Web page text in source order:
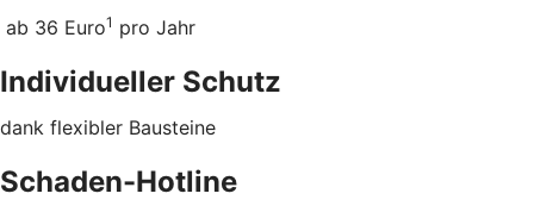
ab 36 Euro1 pro Jahr
Individueller Schutz
dank flexibler Bausteine
Schaden-Hotline